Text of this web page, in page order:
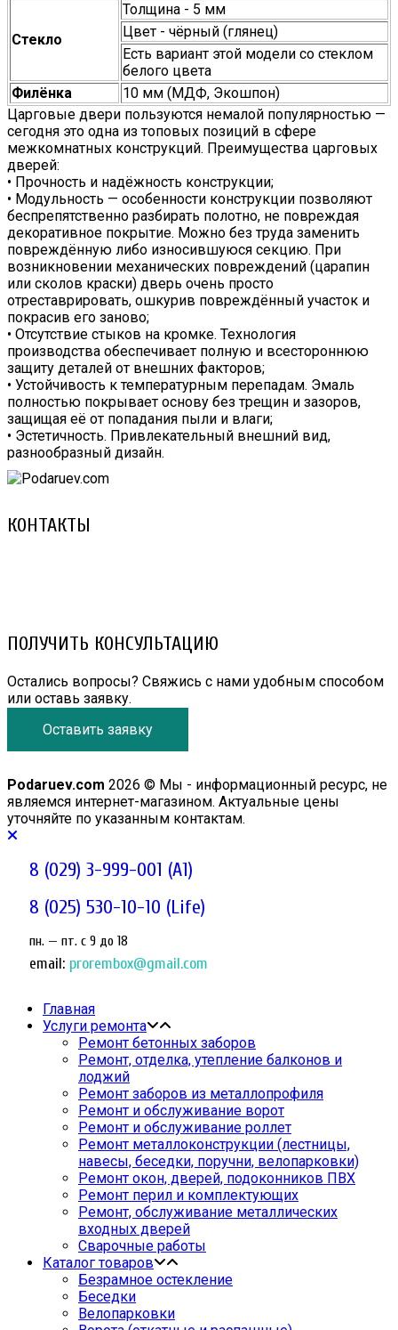
Стекло
Толщина - 5 мм
Цвет - чёрный (глянец)
Есть вариант этой модели со стеклом
белого цвета
Филёнка
10 мм (МДФ, Экошпон)
Царговые двери пользуются немалой популярностью —
сегодня это одна из топовых позиций в сфере
межкомнатных конструкций. Преимущества царговых
дверей:
• Прочность и надёжность конструкции;
• Модульность — особенности конструкции позволяют
беспрепятственно разбирать полотно, не повреждая
декоративное покрытие. Можно без труда заменить
повреждённую либо износившуюся секцию. При
возникновении механических повреждений (царапин
или сколов краски) дверь очень просто
отреставрировать, ошкурив повреждённый участок и
покрасив его заново;
• Отсутствие стыков на кромке. Технология
производства обеспечивает полную и всестороннюю
защиту деталей от внешних факторов;
• Устойчивость к температурным перепадам. Эмаль
полностью покрывает основу без трещин и зазоров,
защищая её от попадания пыли и влаги;
• Эстетичность. Привлекательный внешний вид,
разнообразный дизайн.
КОНТАКТЫ
ПОЛУЧИТЬ КОНСУЛЬТАЦИЮ
Остались вопросы? Свяжись с нами удобным способом
или оставь заявку.
Оставить заявку
Podaruev.com 2026 © Мы - информационный ресурс, не
являемся интернет-магазином. Актуальные цены
уточняйте по указанным контактам.
8 (029) 3-999-001 (A1)
8 (025) 530-10-10 (Life)
пн. — пт. c 9 до 18
email: prorembox@gmail.com
Главная
Услуги ремонта
Ремонт бетонных заборов
Ремонт, отделка, утепление балконов и
лоджий
Ремонт заборов из металлопрофиля
Ремонт и обслуживание ворот
Ремонт и обслуживание роллет
Ремонт металлоконструкции (лестницы,
навесы, беседки, поручни, велопарковки)
Ремонт окон, дверей, подоконников ПВХ
Ремонт перил и комплектующих
Ремонт, обслуживание металлических
входных дверей
Сварочные работы
Каталог товаров
Безрамное остекление
Беседки
Велопарковки